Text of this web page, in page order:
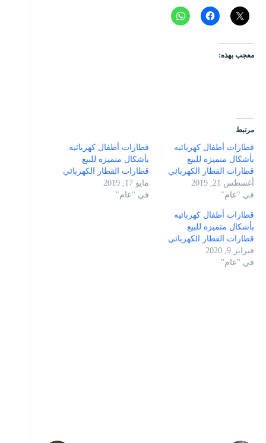
معجب بهذه:
مرتبط
قطارات أطفال كهربائيه
بأشكال متميزه للبيع
قطارات القطار الكهربائي
أغسطس 21, 2019
في "عام"
قطارات أطفال كهربائيه
بأشكال متميزه للبيع
قطارات القطار الكهربائي
مايو 17, 2019
في "عام"
قطارات أطفال كهربائيه
بأشكال متميزه للبيع
قطارات القطار الكهربائي
فبراير 9, 2020
في "عام"